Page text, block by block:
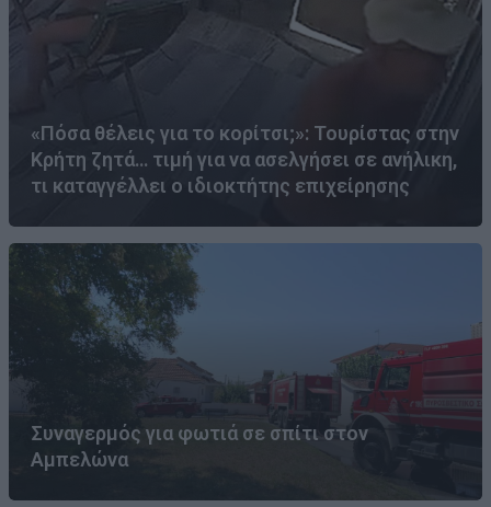
«Πόσα θέλεις για το κορίτσι;»: Τουρίστας στην
Κρήτη ζητά… τιμή για να ασελγήσει σε ανήλικη,
τι καταγγέλλει ο ιδιοκτήτης επιχείρησης
Συναγερμός για φωτιά σε σπίτι στον
Αμπελώνα